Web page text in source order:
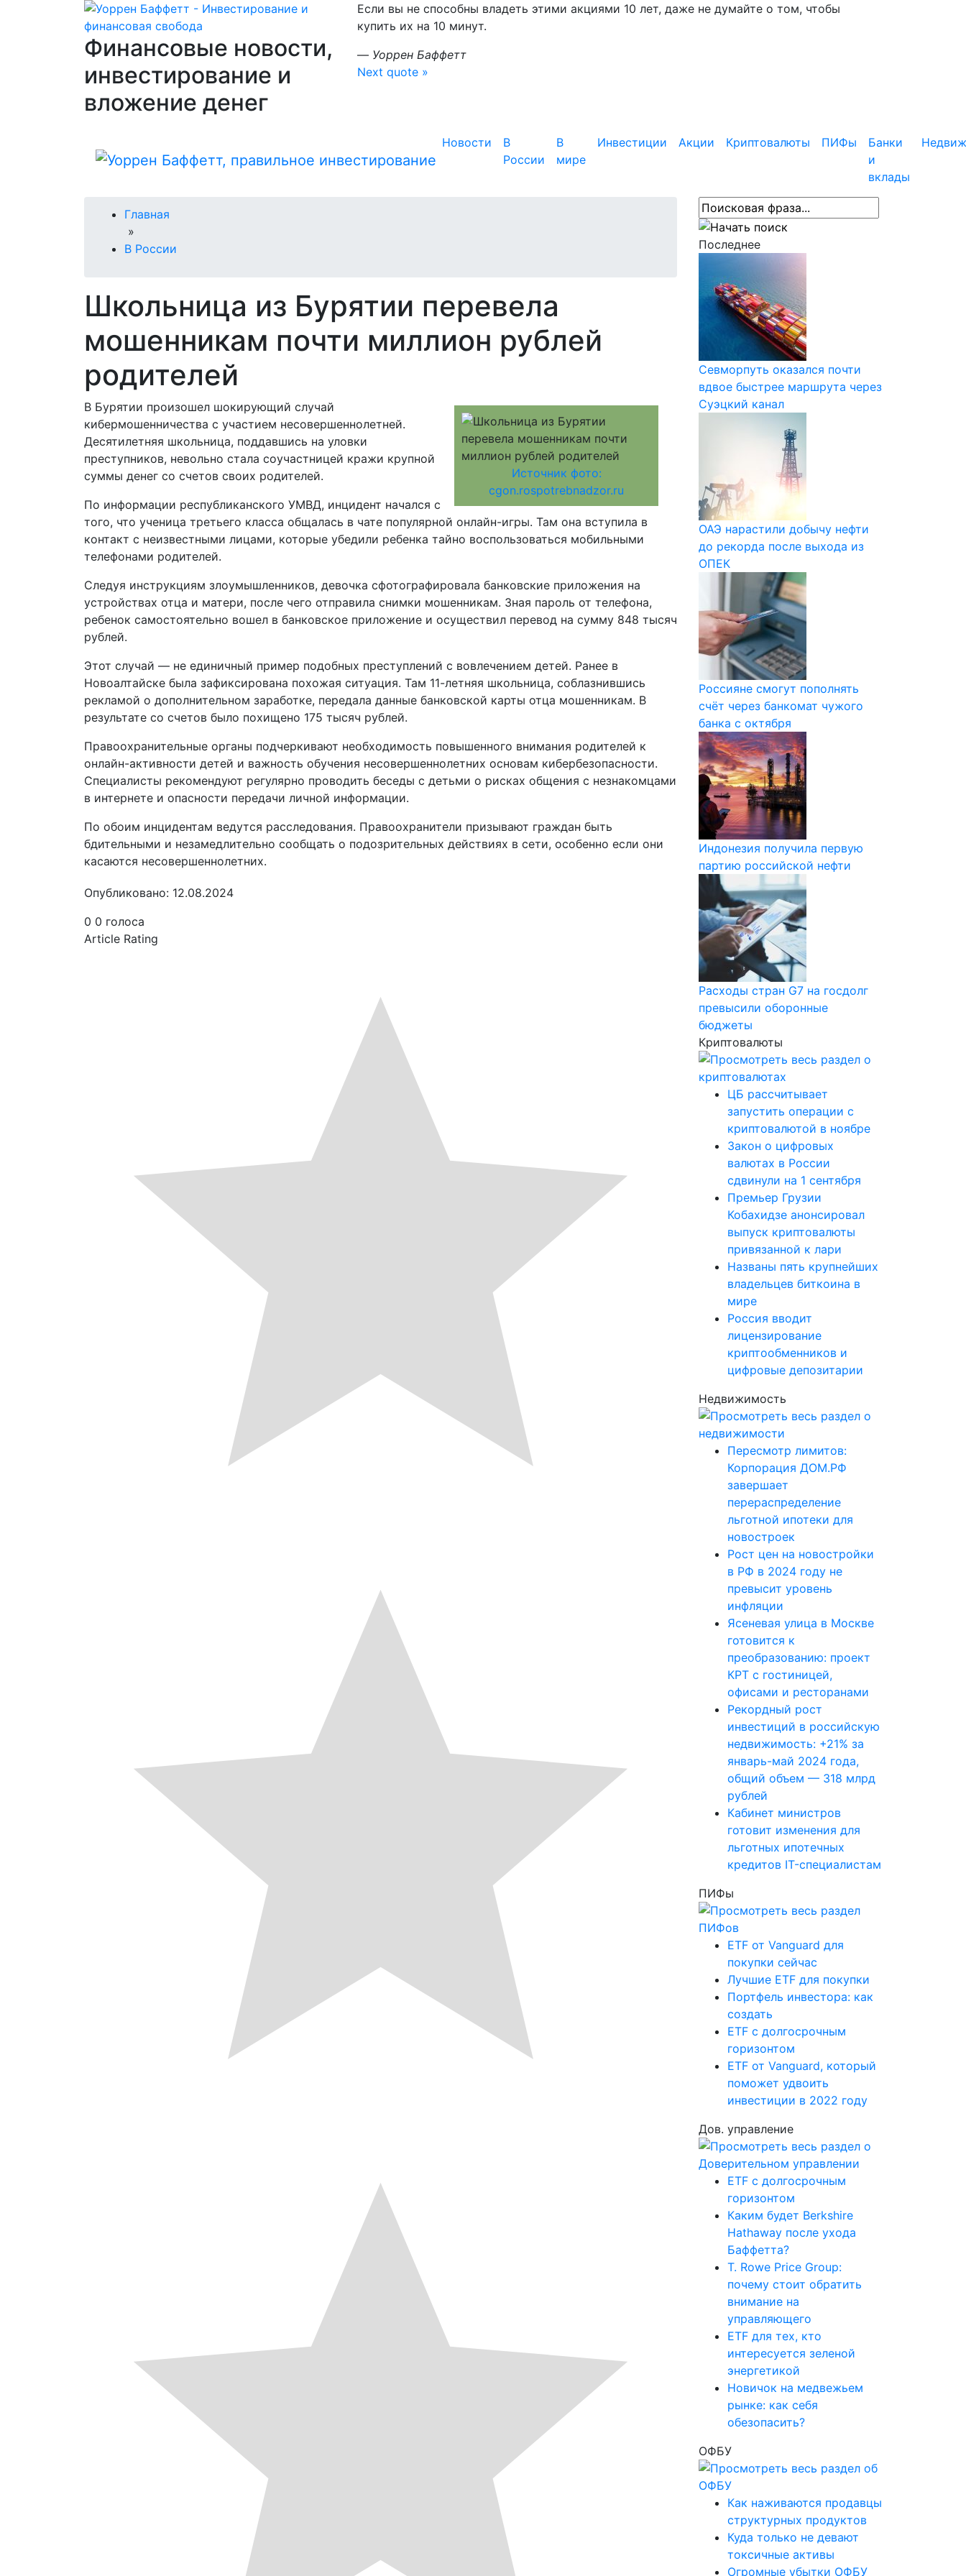
Финансовые новости,
инвестирование и
вложение денег
Если вы не способны владеть этими акциями 10 лет, даже не думайте о том, чтобы
купить их на 10 минут.
— Уоррен Баффетт
Next quote »
Новости
В
России
В
мире
Инвестиции Акции Криптовалюты ПИФы
Банки
и
вклады
Главная
»
В России
Школьница из Бурятии перевела
мошенникам почти миллион рублей
родителей
Источник фото:
cgon.rospotrebnadzor.ru
В Бурятии произошел шокирующий случай
кибермошенничества с участием несовершеннолетней.
Десятилетняя школьница, поддавшись на уловки
преступников, невольно стала соучастницей кражи крупной
суммы денег со счетов своих родителей.
По информации республиканского УМВД, инцидент начался с
того, что ученица третьего класса общалась в чате популярной онлайн-игры. Там она вступила в
контакт с неизвестными лицами, которые убедили ребенка тайно воспользоваться мобильными
телефонами родителей.
Следуя инструкциям злоумышленников, девочка сфотографировала банковские приложения на
устройствах отца и матери, после чего отправила снимки мошенникам. Зная пароль от телефона,
ребенок самостоятельно вошел в банковское приложение и осуществил перевод на сумму 848 тысяч
рублей.
Этот случай — не единичный пример подобных преступлений с вовлечением детей. Ранее в
Новоалтайске была зафиксирована похожая ситуация. Там 11-летняя школьница, соблазнившись
рекламой о дополнительном заработке, передала данные банковской карты отца мошенникам. В
результате со счетов было похищено 175 тысяч рублей.
Правоохранительные органы подчеркивают необходимость повышенного внимания родителей к
онлайн-активности детей и важность обучения несовершеннолетних основам кибербезопасности.
Специалисты рекомендуют регулярно проводить беседы с детьми о рисках общения с незнакомцами
в интернете и опасности передачи личной информации.
По обоим инцидентам ведутся расследования. Правоохранители призывают граждан быть
бдительными и незамедлительно сообщать о подозрительных действиях в сети, особенно если они
касаются несовершеннолетних.
Опубликовано: 12.08.2024
0 0 голоса
Article Rating
Последнее
Севморпуть оказался почти
вдвое быстрее маршрута через
Суэцкий канал
ОАЭ нарастили добычу нефти
до рекорда после выхода из
ОПЕК
Россияне смогут пополнять
счёт через банкомат чужого
банка с октября
Индонезия получила первую
партию российской нефти
Расходы стран G7 на госдолг
превысили оборонные
бюджеты
Криптовалюты
ЦБ рассчитывает
запустить операции с
криптовалютой в ноябре
Закон о цифровых
валютах в России
сдвинули на 1 сентября
Премьер Грузии
Кобахидзе анонсировал
выпуск криптовалюты
привязанной к лари
Названы пять крупнейших
владельцев биткоина в
мире
Россия вводит
лицензирование
криптообменников и
цифровые депозитарии
Недвижимость
Пересмотр лимитов:
Корпорация ДОМ.РФ
завершает
перераспределение
льготной ипотеки для
новостроек
Рост цен на новостройки
в РФ в 2024 году не
превысит уровень
инфляции
Ясеневая улица в Москве
готовится к
преобразованию: проект
КРТ с гостиницей,
офисами и ресторанами
Рекордный рост
инвестиций в российскую
недвижимость: +21% за
январь-май 2024 года,
общий объем — 318 млрд
рублей
Кабинет министров
готовит изменения для
льготных ипотечных
кредитов IT-специалистам
ПИФы
ETF от Vanguard для
покупки сейчас
Лучшие ETF для покупки
Портфель инвестора: как
создать
ETF с долгосрочным
горизонтом
ETF от Vanguard, который
поможет удвоить
инвестиции в 2022 году
Дов. управление
ETF с долгосрочным
горизонтом
Каким будет Berkshire
Hathaway после ухода
Баффетта?
T. Rowe Price Group:
почему стоит обратить
внимание на
управляющего
ETF для тех, кто
интересуется зеленой
энергетикой
Новичок на медвежьем
рынке: как себя
обезопасить?
ОФБУ
Как наживаются продавцы
структурных продуктов
Куда только не девают
токсичные активы
Огромные убытки ОФБУ